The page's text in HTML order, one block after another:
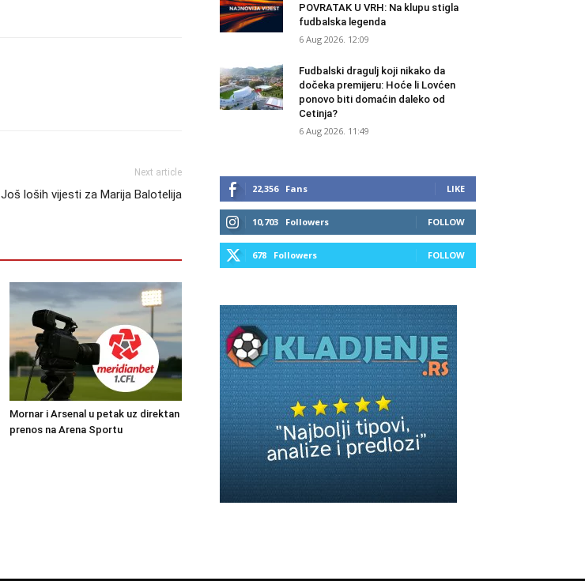
Next article
Još loših vijesti za Marija Balotelija
Mornar i Arsenal u petak uz direktan
prenos na Arena Sportu
POVRATAK U VRH: Na klupu stigla
fudbalska legenda
6 Aug 2026. 12:09
Fudbalski dragulj koji nikako da
dočeka premijeru: Hoće li Lovćen
ponovo biti domaćin daleko od
Cetinja?
6 Aug 2026. 11:49
22,356 Fans LIKE
10,703 Followers FOLLOW
678 Followers FOLLOW